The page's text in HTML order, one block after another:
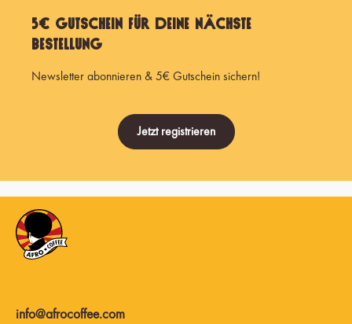
5€ Gutschein für Deine nächste
Bestellung
Newsletter abonnieren & 5€ Gutschein sichern!
Jetzt registrieren
info@afrocoffee.com